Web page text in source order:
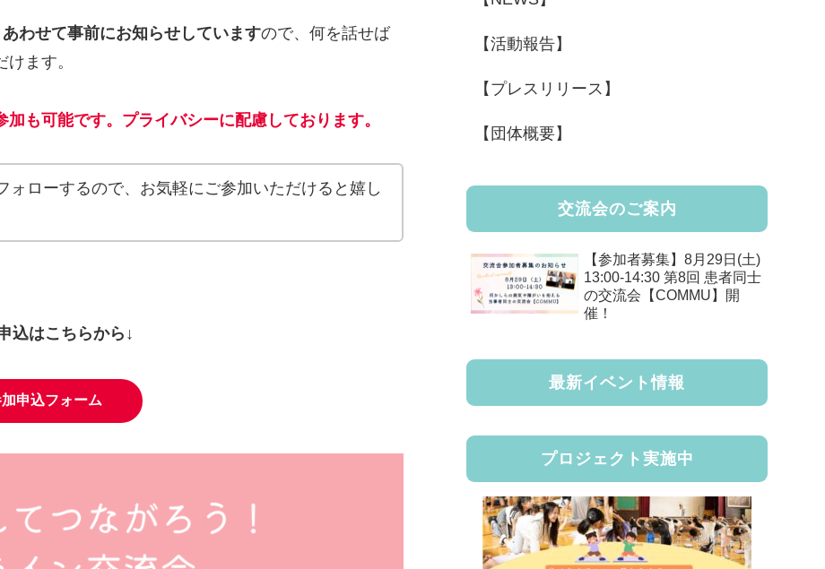
わせて事前にお知らせしていますので、何を話せば
ます。
も可能です。プライバシーに配慮しております。
ォローするので、お気軽にご参加いただけると嬉し
込はこちらから↓
申込フォーム
【活動報告】
【プレスリリース】
【団体概要】
交流会のご案内
【参加者募集】8月29日(土)
13:00-14:30 第8回 患者同士
の交流会【COMMU】開
催！
最新イベント情報
プロジェクト実施中